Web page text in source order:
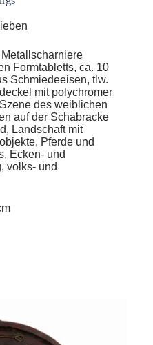
Formtabletts, ca. 10
Schmiedeeisen, tlw.
mit polychromer
des weiblichen
auf der Schabracke
Landschaft mit
Pferde und
Ecken- und
volks- und